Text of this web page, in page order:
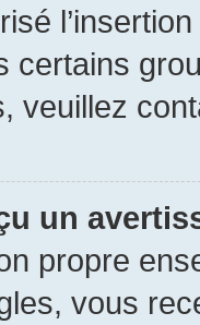
certains
veuillez
un
propre
vous